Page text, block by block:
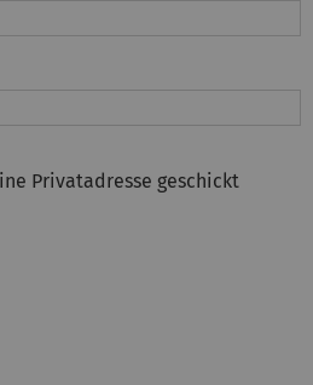
Privatadresse geschickt